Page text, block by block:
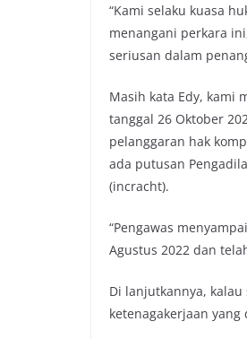
“Kami selaku kuasa
menangani perkara
seriusan dalam
Masih kata Edy, kami
tanggal 26 Oktober
pelanggaran hak
ada putusan
(incracht).
“Pengawas
Agustus 2022 dan
Di lanjutkannya,
ketenagakerjaan